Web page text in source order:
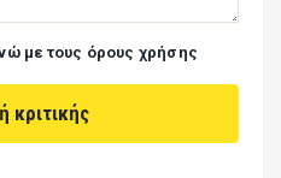
με τους όρους χρήσης